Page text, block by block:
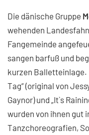
Die dänische Gruppe
wehenden
Fangemeinde
sangen barfuß und
kurzen Balletteinlage.
Tag“ (original von
Gaynor) und „It`s
wurden von ihnen gut
Tanzchoreografien,